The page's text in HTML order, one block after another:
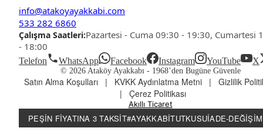
info@atakoyayakkabi.com
533 282 6860
Çalışma Saatleri:Pazartesi - Cuma 09:30 - 19:30, Cumartesi
- 18:00
Telefon WhatsApp Facebook Instagram YouTube X
© 2026 Ataköy Ayakkabı - 1968’den Bugüne Güvenle
Satın Alma Koşulları | KVKK Aydınlatma Metni |
Gizlilik
|
Çerez Politikası
Akıllı Ticaret
PEŞIN FIYATINA 3 TAKSIT#AYAKKABITUTKUSUİADE-DEĞIŞIM